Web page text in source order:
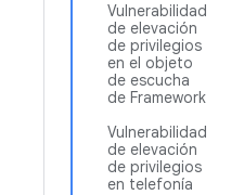
Vulnerabilidad
de elevación
de privilegios
en el objeto
de escucha
de Framework
Vulnerabilidad
de elevación
de privilegios
en telefonía